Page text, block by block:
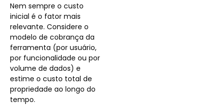
Nem sempre o custo
inicial é o fator mais
relevante. Considere o
modelo de cobrança da
ferramenta (por usuário,
por funcionalidade ou por
volume de dados) e
estime o custo total de
propriedade ao longo do
tempo.